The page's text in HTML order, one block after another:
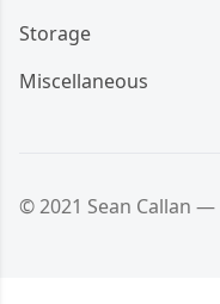
Storage
Miscellaneous
© 2021 Sean Callan —